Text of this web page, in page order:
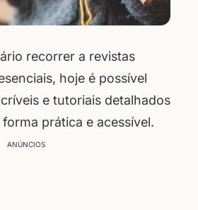
recorrer a revistas
hoje é possível
e tutoriais detalhados
prática e acessível.
ANÚNCIOS